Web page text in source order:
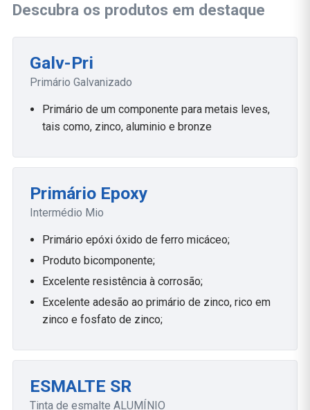
Descubra os produtos em destaque
Galv-Pri
Primário Galvanizado
Primário de um componente para metais leves,
tais como, zinco, aluminio e bronze
Primário Epoxy
Intermédio Mio
Primário epóxi óxido de ferro micáceo;
Produto bicomponente;
Excelente resistência à corrosão;
Excelente adesão ao primário de zinco, rico em
zinco e fosfato de zinco;
ESMALTE SR
Tinta de esmalte ALUMÍNIO